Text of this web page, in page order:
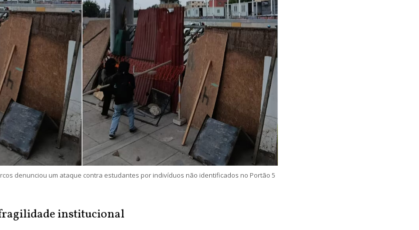
denunciou um ataque contra estudantes por indivíduos não identificados no Portão 5
institucional